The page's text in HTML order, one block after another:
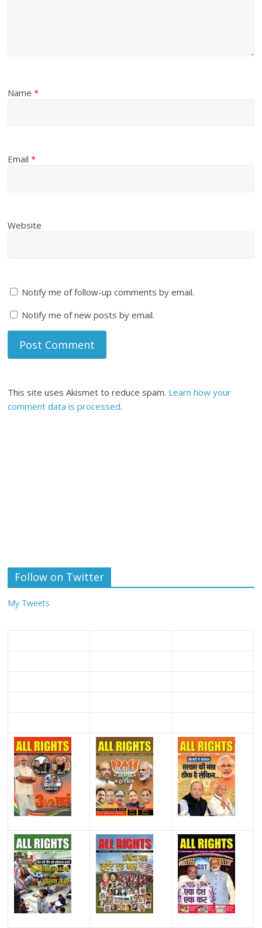
Name*
Email*
Website
Notify me of follow-up comments by email.
Notify me of new posts by email.
This site uses Akismet to reduce spam. Learn how your
comment data is processed.
Follow on Twitter
My Tweets